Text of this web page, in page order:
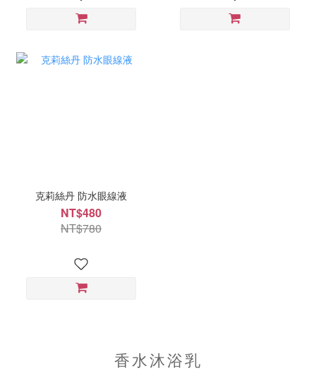
克莉絲丹 防水眼線液
NT$480
NT$780
香水沐浴乳